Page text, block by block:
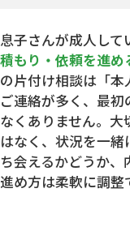
息子さんが成人して
積もり・依頼を進め
の片付け相談は「
ご連絡が多く、最
なくありません。
はなく、状況を一
ち会えるかどうか、
進め方は柔軟に調整